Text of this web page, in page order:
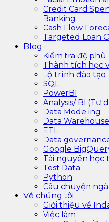
Credit Card
Banking
Cash Flow
Targeted Loan
Blog
Kiểm tra độ phù
Thành tích học
Lộ trình đào tạo
SQL
PowerBI
Analysis/ BI (Tư
Data Modeling
Data Warehouse
ETL
Data
Google
Tài nguyên học
Test Data
Python
Câu chuyện
Về chúng tôi
Giới thiệu về
Việc làm